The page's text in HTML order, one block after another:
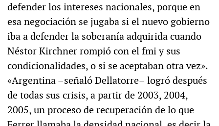
defender los intereses nacionales, porque en
esa negociación se jugaba si el nuevo gobierno
iba a defender la soberanía adquirida cuando
Néstor Kirchner rompió con el fmi y sus
condicionalidades, o si se aceptaban otra vez».
«Argentina –señaló Dellatorre– logró después
de todas sus crisis, a partir de 2003, 2004,
2005, un proceso de recuperación de lo que